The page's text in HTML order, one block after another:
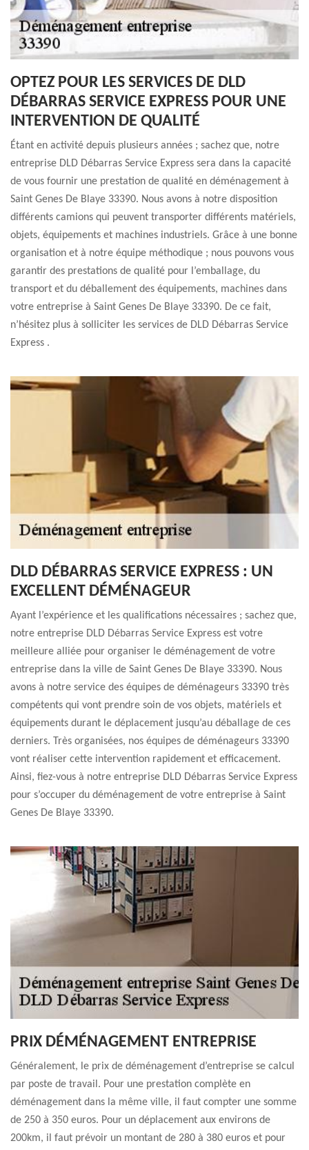
OPTEZ POUR LES SERVICES DE DLD
DÉBARRAS SERVICE EXPRESS POUR UNE
INTERVENTION DE QUALITÉ
Étant en activité depuis plusieurs années ; sachez que, notre
entreprise DLD Débarras Service Express sera dans la capacité
de vous fournir une prestation de qualité en déménagement à
Saint Genes De Blaye 33390. Nous avons à notre disposition
différents camions qui peuvent transporter différents matériels,
objets, équipements et machines industriels. Grâce à une bonne
organisation et à notre équipe méthodique ; nous pouvons vous
garantir des prestations de qualité pour l’emballage, du
transport et du déballement des équipements, machines dans
votre entreprise à Saint Genes De Blaye 33390. De ce fait,
n’hésitez plus à solliciter les services de DLD Débarras Service
Express .
DLD DÉBARRAS SERVICE EXPRESS : UN
EXCELLENT DÉMÉNAGEUR
Ayant l’expérience et les qualifications nécessaires ; sachez que,
notre entreprise DLD Débarras Service Express est votre
meilleure alliée pour organiser le déménagement de votre
entreprise dans la ville de Saint Genes De Blaye 33390. Nous
avons à notre service des équipes de déménageurs 33390 très
compétents qui vont prendre soin de vos objets, matériels et
équipements durant le déplacement jusqu’au déballage de ces
derniers. Très organisées, nos équipes de déménageurs 33390
vont réaliser cette intervention rapidement et efficacement.
Ainsi, fiez-vous à notre entreprise DLD Débarras Service Express
pour s’occuper du déménagement de votre entreprise à Saint
Genes De Blaye 33390.
PRIX DÉMÉNAGEMENT ENTREPRISE
Généralement, le prix de déménagement d’entreprise se calcul
par poste de travail. Pour une prestation complète en
déménagement dans la même ville, il faut compter une somme
de 250 à 350 euros. Pour un déplacement aux environs de
200km, il faut prévoir un montant de 280 à 380 euros et pour